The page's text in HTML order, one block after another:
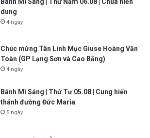
dung
4 ngày
Chúc mừng Tân Linh Mục Giuse Hoàng Văn
Toàn (GP Lạng Sơn và Cao Bằng)
4 ngày
Bánh Mì Sáng | Thứ Tư 05.08 | Cung hiến
thánh đường Đức Maria
5 ngày